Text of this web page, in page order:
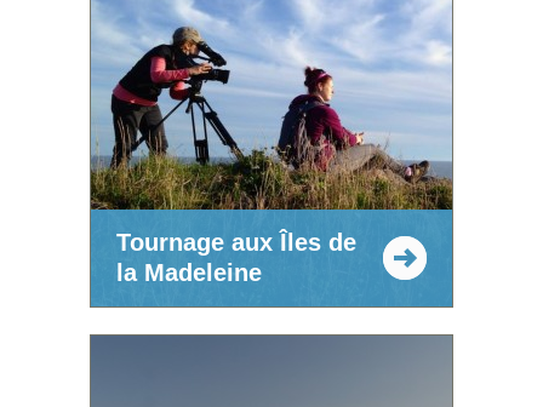
Tournage aux Îles de
la Madeleine